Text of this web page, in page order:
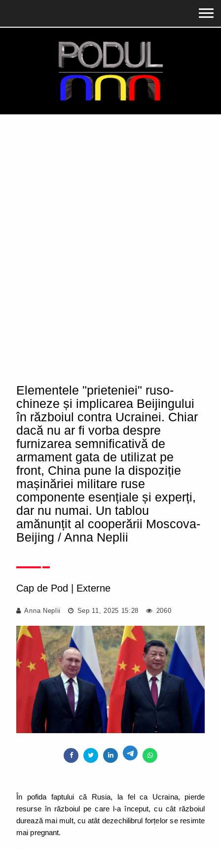
Elementele "prieteniei" ruso-
chineze și implicarea Beijingului
în războiul contra Ucrainei. Chiar
dacă nu ar fi vorba despre
furnizarea semnificativă de
armament gata de utilizat pe
front, China pune la dispoziție
mașinăriei militare ruse
componente esențiale și experți,
dar nu numai. Un tablou
amănunțit al cooperării Moscova-
Beijing / Anna Neplii
Cap de Pod Externe
Anna Neplii Sep 11, 2025 15:28 2060
În pofida faptului că Rusia, la fel ca Ucraina, pierde
resurse în războiul pe care l-a început, cu cât războiul
durează mai mult, cu atât dezechilibrul forțelor se resimte
mai pregnant.